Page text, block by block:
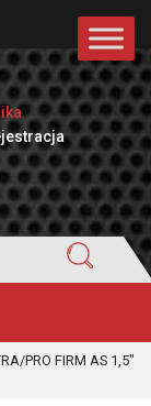
PRO FIRM AS 1,5″